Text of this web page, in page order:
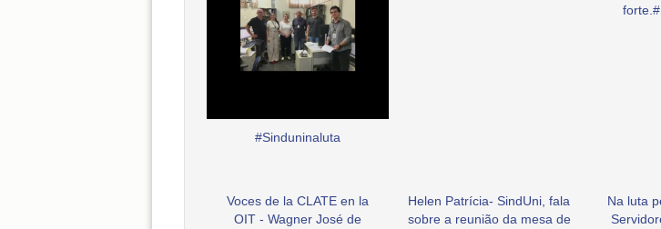
#Sinduninaluta
Voces de la CLATE en la
OIT - Wagner José de
Helen Patrícia- SindUni, fala
sobre a reunião da mesa de
Na luta